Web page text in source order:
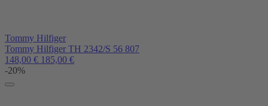
Tommy Hilfiger
Tommy Hilfiger TH 2342/S 56 807
148,00 € 185,00 €
-20%